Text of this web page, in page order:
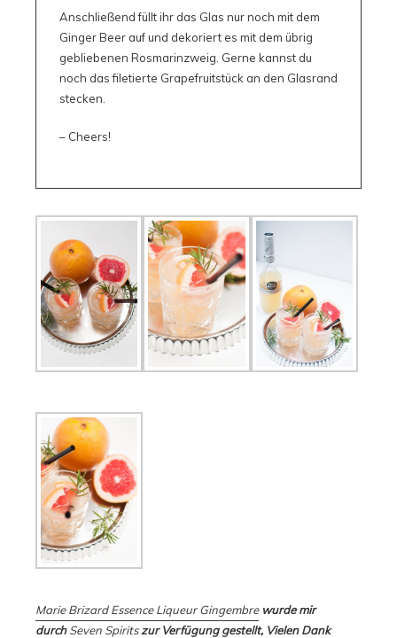
Anschließend füllt ihr das Glas nur noch mit dem
Ginger Beer auf und dekoriert es mit dem übrig
gebliebenen Rosmarinzweig. Gerne kannst du
noch das filetierte Grapefruitstück an den Glasrand
stecken.
– Cheers!
Marie Brizard Essence Liqueur Gingembrewurde mir
durchSeven Spiritszur Verfügung gestellt, Vielen Dank